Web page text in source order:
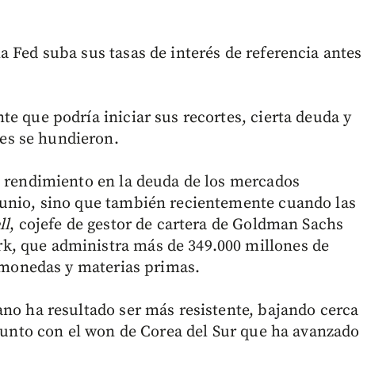
Fed suba sus tasas de interés de referencia antes
que podría iniciar sus recortes, cierta deuda y
se hundieron.
en la deuda de los mercados
sino que también recientemente cuando las
, cojefe de gestor de cartera de Goldman Sachs
que administra más de 349.000 millones de
y materias primas.
ha resultado ser más resistente, bajando cerca
con el won de Corea del Sur que ha avanzado